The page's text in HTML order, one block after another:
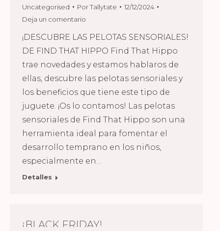
Uncategorised PorTallytate
12/12/2024
Deja un comentario
¡DESCUBRE LAS PELOTAS SENSORIALES!
DE FIND THAT HIPPO Find That Hippo
trae novedades y estamos hablaros de
ellas, descubre las pelotas sensoriales y
los beneficios que tiene este tipo de
juguete. ¡Os lo contamos! Las pelotas
sensoriales de Find That Hippo son una
herramienta ideal para fomentar el
desarrollo temprano en los niños,
especialmente en…
Detalles
¡BLACK FRIDAY!